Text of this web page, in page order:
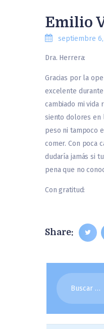
Emilio
septiembre 6,
Dra. Herrera:
Gracias por la
excelente
cambiado mi vida
siento dolores en
peso ni tampoco
comer. Con poca
dudaría jamás si
pena que no
Con gratitud:
Share:
Buscar: